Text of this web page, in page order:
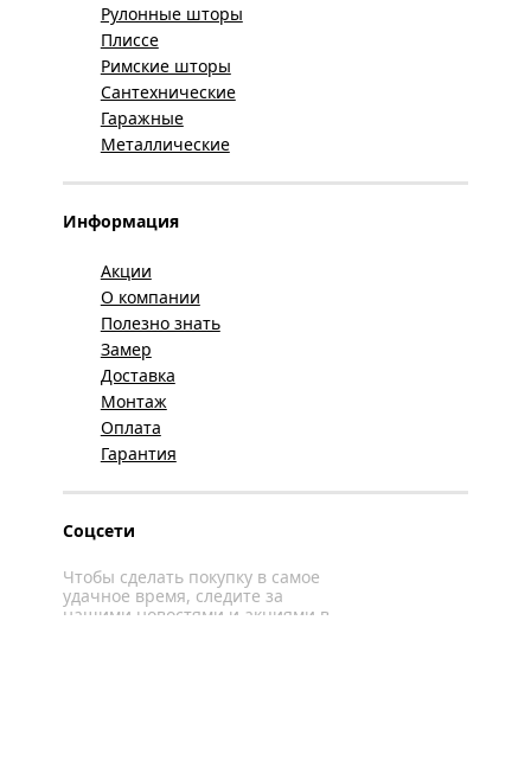
Рулонные шторы
Плиссе
Римские шторы
Сантехнические
Гаражные
Металлические
Информация
Акции
О компании
Полезно знать
Замер
Доставка
Монтаж
Оплата
Гарантия
Соцсети
Чтобы сделать покупку в самое
удачное время, следите за
нашими новостями и акциями в